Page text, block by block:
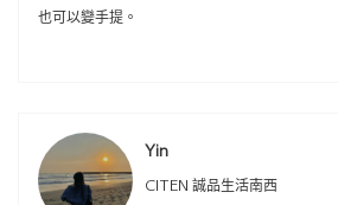
也可以變手提。
Yin
CITEN 誠品生活南西